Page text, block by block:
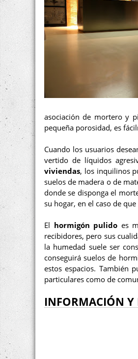
asociación de mortero y
pequeña porosidad, es
Cuando los usuarios
vertido de líquidos
viviendas, los inquilinos
suelos de madera o de
donde se disponga el
su hogar, en el caso de
El hormigón pulido es
recibidores, pero sus
la humedad suele ser
conseguirá suelos de
estos espacios. También
particulares como de
INFORMACIÓN Y